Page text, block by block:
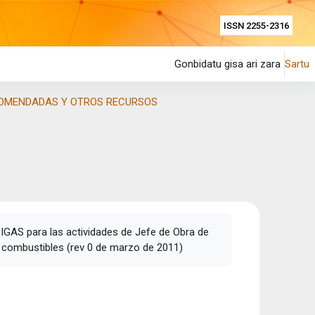
ISSN 2255-2316
Gonbidatu gisa ari zara Sartu
Y OTROS RECURSOS
para las actividades de Jefe de Obra de
(rev 0 de marzo de 2011)